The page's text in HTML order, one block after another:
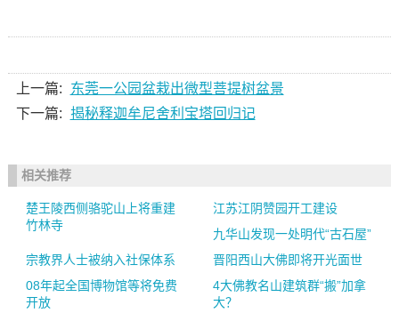
上一篇:
东莞一公园盆栽出微型菩提树盆景
下一篇: 揭秘释迦牟尼舍利宝塔回归记
相关推荐
楚王陵西侧骆驼山上将重建
竹林寺
江苏江阴赞园开工建设
九华山发现一处明代“古石屋”
宗教界人士被纳入社保体系
晋阳西山大佛即将开光面世
08年起全国博物馆等将免费
开放
4大佛教名山建筑群“搬”加拿
大？